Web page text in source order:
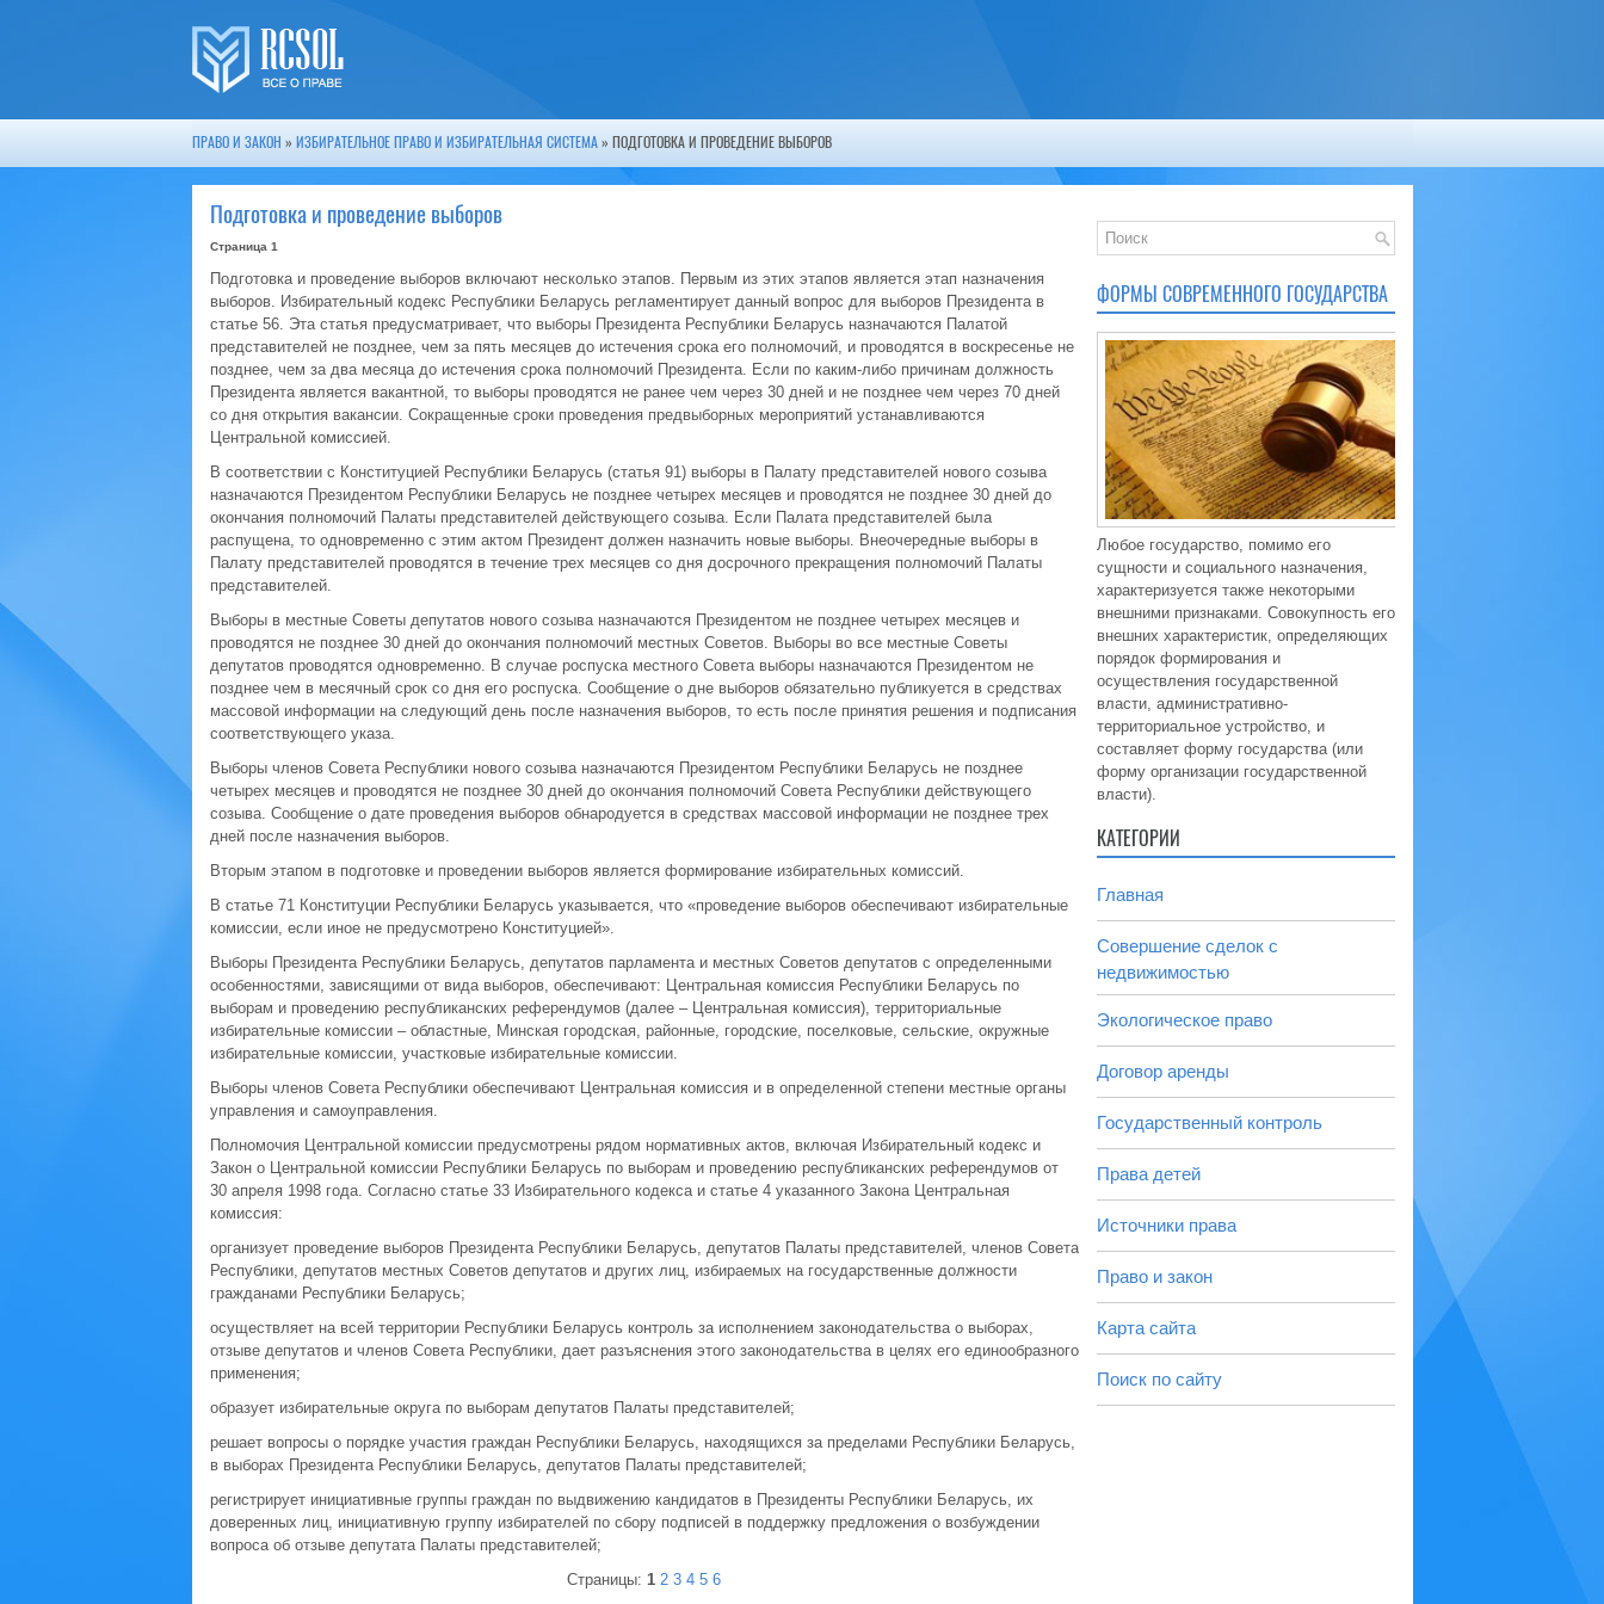
ПРАВО И ЗАКОН » ИЗБИРАТЕЛЬНОЕ ПРАВО И ИЗБИРАТЕЛЬНАЯ СИСТЕМА» ПОДГОТОВКА И ПРОВЕДЕНИЕ ВЫБОРОВ
Подготовка и проведение выборов
Страница 1
Подготовка и проведение выборов включают несколько этапов. Первым из этих этапов является этап назначения
выборов. Избирательный кодекс Республики Беларусь регламентирует данный вопрос для выборов Президента в
статье 56. Эта статья предусматривает, что выборы Президента Республики Беларусь назначаются Палатой
представителей не позднее, чем за пять месяцев до истечения срока его полномочий, и проводятся в воскресенье не
позднее, чем за два месяца до истечения срока полномочий Президента. Если по каким-либо причинам должность
Президента является вакантной, то выборы проводятся не ранее чем через 30 дней и не позднее чем через 70 дней
со дня открытия вакансии. Сокращенные сроки проведения предвыборных мероприятий устанавливаются
Центральной комиссией.
В соответствии с Конституцией Республики Беларусь (статья 91) выборы в Палату представителей нового созыва
назначаются Президентом Республики Беларусь не позднее четырех месяцев и проводятся не позднее 30 дней до
окончания полномочий Палаты представителей действующего созыва. Если Палата представителей была
распущена, то одновременно с этим актом Президент должен назначить новые выборы. Внеочередные выборы в
Палату представителей проводятся в течение трех месяцев со дня досрочного прекращения полномочий Палаты
представителей.
Выборы в местные Советы депутатов нового созыва назначаются Президентом не позднее четырех месяцев и
проводятся не позднее 30 дней до окончания полномочий местных Советов. Выборы во все местные Советы
депутатов проводятся одновременно. В случае роспуска местного Совета выборы назначаются Президентом не
позднее чем в месячный срок со дня его роспуска. Сообщение о дне выборов обязательно публикуется в средствах
массовой информации на следующий день после назначения выборов, то есть после принятия решения и подписания
соответствующего указа.
Выборы членов Совета Республики нового созыва назначаются Президентом Республики Беларусь не позднее
четырех месяцев и проводятся не позднее 30 дней до окончания полномочий Совета Республики действующего
созыва. Сообщение о дате проведения выборов обнародуется в средствах массовой информации не позднее трех
дней после назначения выборов.
Вторым этапом в подготовке и проведении выборов является формирование избирательных комиссий.
В статье 71 Конституции Республики Беларусь указывается, что «проведение выборов обеспечивают избирательные
комиссии, если иное не предусмотрено Конституцией».
Выборы Президента Республики Беларусь, депутатов парламента и местных Советов депутатов с определенными
особенностями, зависящими от вида выборов, обеспечивают: Центральная комиссия Республики Беларусь по
выборам и проведению республиканских референдумов (далее – Центральная комиссия), территориальные
избирательные комиссии – областные, Минская городская, районные, городские, поселковые, сельские, окружные
избирательные комиссии, участковые избирательные комиссии.
Выборы членов Совета Республики обеспечивают Центральная комиссия и в определенной степени местные органы
управления и самоуправления.
Полномочия Центральной комиссии предусмотрены рядом нормативных актов, включая Избирательный кодекс и
Закон о Центральной комиссии Республики Беларусь по выборам и проведению республиканских референдумов от
30 апреля 1998 года. Согласно статье 33 Избирательного кодекса и статье 4 указанного Закона Центральная
комиссия:
организует проведение выборов Президента Республики Беларусь, депутатов Палаты представителей, членов Совета
Республики, депутатов местных Советов депутатов и других лиц, избираемых на государственные должности
гражданами Республики Беларусь;
осуществляет на всей территории Республики Беларусь контроль за исполнением законодательства о выборах,
отзыве депутатов и членов Совета Республики, дает разъяснения этого законодательства в целях его единообразного
применения;
образует избирательные округа по выборам депутатов Палаты представителей;
решает вопросы о порядке участия граждан Республики Беларусь, находящихся за пределами Республики Беларусь,
в выборах Президента Республики Беларусь, депутатов Палаты представителей;
регистрирует инициативные группы граждан по выдвижению кандидатов в Президенты Республики Беларусь, их
доверенных лиц, инициативную группу избирателей по сбору подписей в поддержку предложения о возбуждении
вопроса об отзыве депутата Палаты представителей;
Страницы: 1 2 3 4 5 6
ФОРМЫ СОВРЕМЕННОГО ГОСУДАРСТВА
Любое государство, помимо его
сущности и социального назначения,
характеризуется также некоторыми
внешними признаками. Совокупность его
внешних характеристик, определяющих
порядок формирования и
осуществления государственной
власти, административно-
территориальное устройство, и
составляет форму государства (или
форму организации государственной
власти).
КАТЕГОРИИ
Главная
Совершение сделок с
недвижимостью
Экологическое право
Договор аренды
Государственный контроль
Права детей
Источники права
Право и закон
Карта сайта
Поиск по сайту